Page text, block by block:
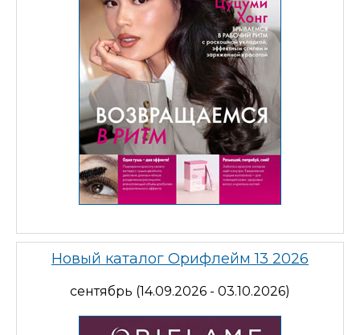
Новый каталог Орифлейм 13 2026
сентябрь (14.09.2026 - 03.10.2026)